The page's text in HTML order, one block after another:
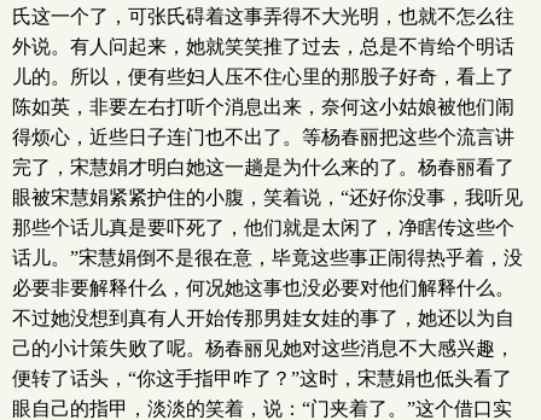
氏这一个了，可张氏碍着这事弄得不大光明，也就不怎么往
外说。有人问起来，她就笑笑推了过去，总是不肯给个明话
儿的。所以，便有些妇人压不住心里的那股子好奇，看上了
陈如英，非要左右打听个消息出来，奈何这小姑娘被他们闹
得烦心，近些日子连门也不出了。等杨春丽把这些个流言讲
完了，宋慧娟才明白她这一趟是为什么来的了。杨春丽看了
眼被宋慧娟紧紧护住的小腹，笑着说，“还好你没事，我听见
那些个话儿真是要吓死了，他们就是太闲了，净瞎传这些个
话儿。”宋慧娟倒不是很在意，毕竟这些事正闹得热乎着，没
必要非要解释什么，何况她这事也没必要对他们解释什么。
不过她没想到真有人开始传那男娃女娃的事了，她还以为自
己的小计策失败了呢。杨春丽见她对这些消息不大感兴趣，
便转了话头，“你这手指甲咋了？”这时，宋慧娟也低头看了
眼自己的指甲，淡淡的笑着，说：“门夹着了。”这个借口实